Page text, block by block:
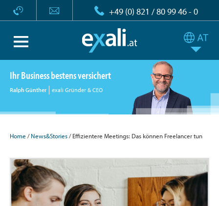
+49 (0) 821 / 80 99 46 - 0
Ihr Business bestens versichert
Ralph Günther exali Gründer & CEO
Home /News&Stories/ Effizientere Meetings: Das können Freelancer tun